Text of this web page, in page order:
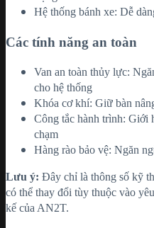
Hệ thống bánh xe: Dễ
Các tính năng an toàn
Van an toàn thủy lực:
cho hệ thống
Khóa cơ khí: Giữ bàn
Công tắc hành trình: Giới
chạm
Hàng rào bảo vệ: Ngăn
Lưu ý: Đây chỉ là thông số kỹ
có thể thay đổi tùy thuộc vào
kế của AN2T.